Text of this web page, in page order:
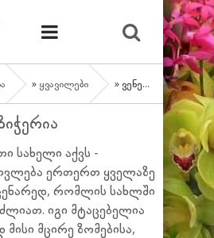
» ყვავილები » ვენერას ბუზიჭერია
სახელი აქვს -
ერთერთ ყველაზე
რომლის სახლში
იგი მტაცებელია
მისი მცირე ზომებისა,